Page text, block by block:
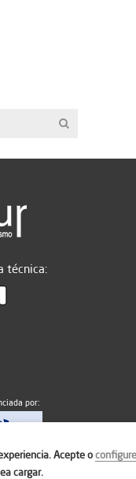
técnica:
por:
Acepte oconfigure
cargar.